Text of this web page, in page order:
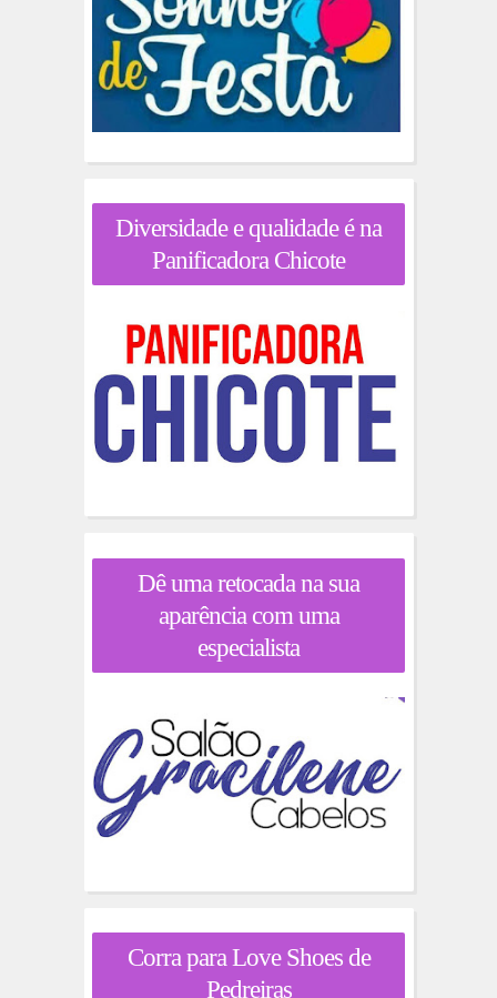
Diversidade e qualidade é na
Panificadora Chicote
Dê uma retocada na sua
aparência com uma
especialista
Corra para Love Shoes de
Pedreiras